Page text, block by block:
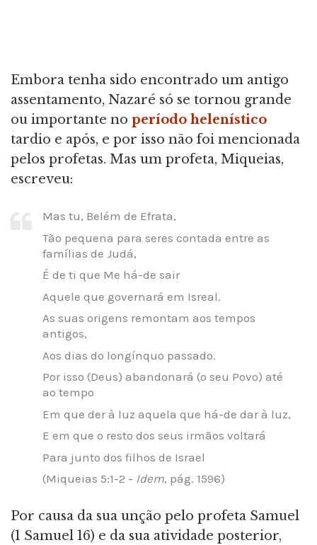
Embora tenha sido encontrado um antigo
assentamento, Nazaré só se tornou grande
ou importante no período helenístico
tardio e após, e por isso não foi mencionada
pelos profetas. Mas um profeta, Miqueias,
escreveu:
Mas tu, Belém de Efrata,
Tão pequena para seres contada entre as
famílias de Judá,
É de ti que Me há-de sair
Aquele que governará em Isreal.
As suas origens remontam aos tempos
antigos,
Aos dias do longínquo passado.
Por isso (Deus) abandonará (o seu Povo) até
ao tempo
Em que der à luz aquela que há-de dar à luz,
E em que o resto dos seus irmãos voltará
Para junto dos filhos de Israel
(Miqueias 5:1-2 - Idem, pág. 1596)
Por causa da sua unção pelo profeta Samuel
(1 Samuel 16) e da sua atividade posterior,